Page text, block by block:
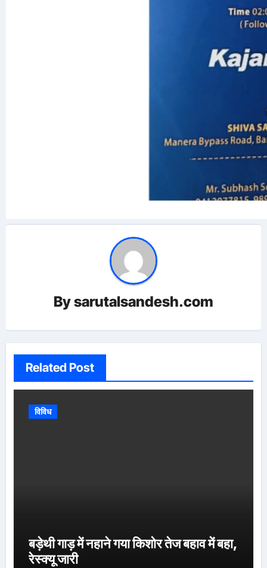
Bysarutalsandesh.com
Related Post
विविध
बड़ेथी गाड़ में नहाने गया किशोर तेज बहाव में बहा,
रेस्क्यू जारी